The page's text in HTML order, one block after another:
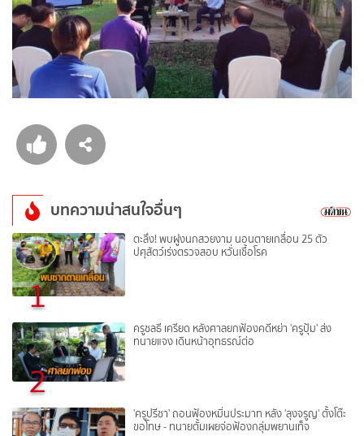
บทความน่าสนใจอื่นๆ
1
ตะลึง! พบฝูงนกสวยงาม นอนตายเกลื่อน 25 ตัว
ปศุสัตว์เร่งตรวจสอบ หวั่นเชื้อโรค
2
ครูชลธี เครียด หลังศาลยกฟ้องคดีหย่า 'ครูปุ้ม' ส่ง
ทนายแจง เดินหน้าอุทธรณ์ต่อ
'ครูปรีชา' ถอนฟ้องหมิ่นประมาท หลัง 'ลุงจรูญ' ตั้งโต๊ะ
ขอโทษ - ทนายตั้มเผยจ่อฟ้องกลุ่มพยานเท็จ